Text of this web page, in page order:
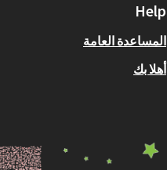
Help
المساعدة العامة
أهلا بك